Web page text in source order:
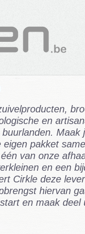
en
Maak
pakket
van onze
en een
Cirkle deze
hiervan
en maak deel